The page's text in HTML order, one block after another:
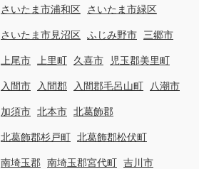
さいたま市浦和区 さいたま市緑区
さいたま市見沼区 ふじみ野市 三郷市
上尾市 上里町 久喜市 児玉郡美里町
入間市 入間郡 入間郡毛呂山町 八潮市
加須市 北本市 北葛飾郡
北葛飾郡杉戸町 北葛飾郡松伏町
南埼玉郡 南埼玉郡宮代町 吉川市